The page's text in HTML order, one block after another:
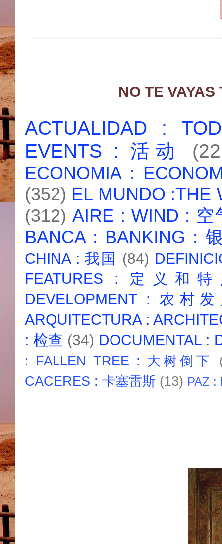
NO TE
ACTUALIDAD :
EVENTS : 活动
ECONOMIA :
(352) EL MUNDO :THE
(312) AIRE : WIND : 空
BANCA : BANKING :
CHINA : 我国 (84)
FEATURES : 定义和
DEVELOPMENT : 农村
ARQUITECTURA :
: 检查 (34) DOCUMENTAL :
: FALLEN TREE : 大树倒下
CACERES : 卡塞雷斯 (13) PAZ :